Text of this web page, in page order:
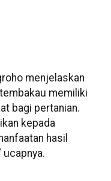
menjelaskan
memiliki
bagi pertanian.
kepada
hasil
ucapnya.